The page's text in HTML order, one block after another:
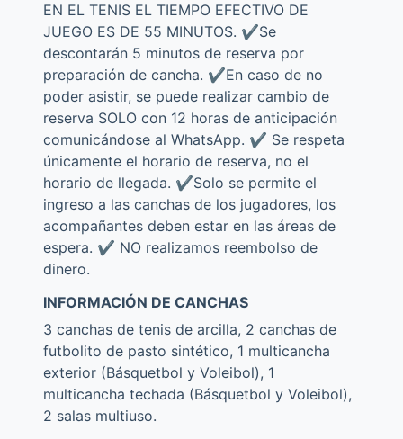
EN EL TENIS EL TIEMPO EFECTIVO DE
JUEGO ES DE 55 MINUTOS. ✔️Se
descontarán 5 minutos de reserva por
preparación de cancha. ✔️En caso de no
poder asistir, se puede realizar cambio de
reserva SOLO con 12 horas de anticipación
comunicándose al WhatsApp. ✔️ Se respeta
únicamente el horario de reserva, no el
horario de llegada. ✔️Solo se permite el
ingreso a las canchas de los jugadores, los
acompañantes deben estar en las áreas de
espera. ✔️ NO realizamos reembolso de
dinero.
INFORMACIÓN DE CANCHAS
3 canchas de tenis de arcilla, 2 canchas de
futbolito de pasto sintético, 1 multicancha
exterior (Básquetbol y Voleibol), 1
multicancha techada (Básquetbol y Voleibol),
2 salas multiuso.